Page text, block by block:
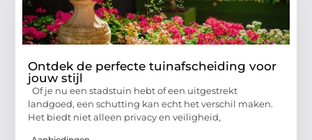
Ontdek de perfecte tuinafscheiding voor
jouw stijl
Of je nu een stadstuin hebt of een uitgestrekt
landgoed, een schutting kan echt het verschil maken.
Het biedt niet alleen privacy en veiligheid,